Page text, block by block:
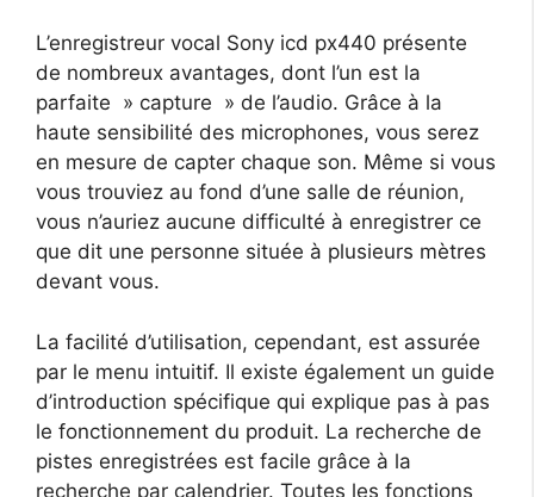
L’enregistreur vocal Sony icd px440 présente
de nombreux avantages, dont l’un est la
parfaite » capture » de l’audio. Grâce à la
haute sensibilité des microphones, vous serez
en mesure de capter chaque son. Même si vous
vous trouviez au fond d’une salle de réunion,
vous n’auriez aucune difficulté à enregistrer ce
que dit une personne située à plusieurs mètres
devant vous.
La facilité d’utilisation, cependant, est assurée
par le menu intuitif. Il existe également un guide
d’introduction spécifique qui explique pas à pas
le fonctionnement du produit. La recherche de
pistes enregistrées est facile grâce à la
recherche par calendrier. Toutes les fonctions